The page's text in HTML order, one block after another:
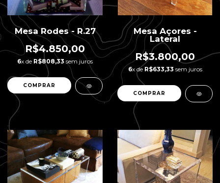
Mesa Rodes - R.27
R$4.850,00
6x de R$808,33sem juros
Mesa Açores -
Lateral
R$3.800,00
6x de R$633,33 sem juros